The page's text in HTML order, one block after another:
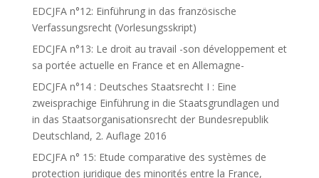
EDCJFA n°12: Einführung in das französische
Verfassungsrecht (Vorlesungsskript)
EDCJFA n°13: Le droit au travail -son développement et
sa portée actuelle en France et en Allemagne-
EDCJFA n°14 : Deutsches Staatsrecht I : Eine
zweisprachige Einführung in die Staatsgrundlagen und
in das Staatsorganisationsrecht der Bundesrepublik
Deutschland, 2. Auflage 2016
EDCJFA n° 15: Etude comparative des systèmes de
protection juridique des minorités entre la France,